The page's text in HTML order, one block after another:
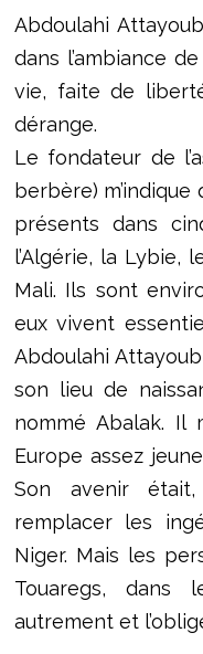
Abdoulahi
dans l’ambiance
vie, faite de
dérange.
Le fondateur de
berbère)
présents dans
l’Algérie, la Lybie,
Mali. Ils sont
eux vivent
Abdoulahi
son lieu de
nommé Abalak. Il
Europe assez
Son avenir
remplacer les
Niger. Mais les
Touaregs, dans
autrement et